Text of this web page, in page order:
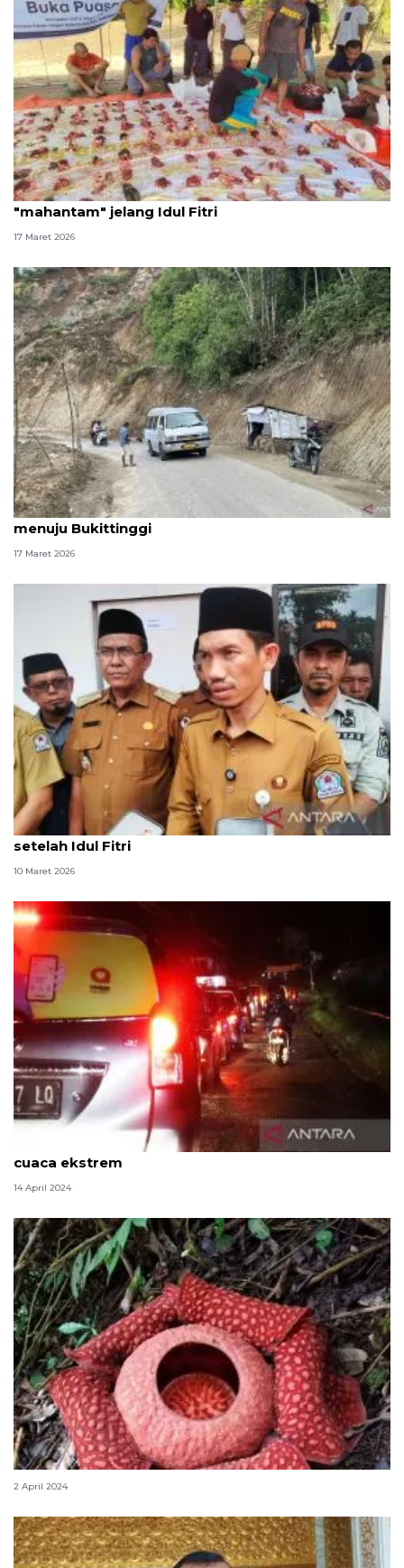
Warga huntara Kayu Pasak terima daging
"mahantam" jelang Idul Fitri
17 Maret 2026
Warga atur lalu lintas di jalur terdampak bencana
menuju Bukittinggi
17 Maret 2026
Pembangunan 49 unit huntap di Aceh Barat dimulai
setelah Idul Fitri
10 Maret 2026
BMKG sarankan masyarakat tunda perjalanan bila
cuaca ekstrem
14 April 2024
Tiga bunga Rafflesia mekar di Agam jelang Idul Fitri
2 April 2024